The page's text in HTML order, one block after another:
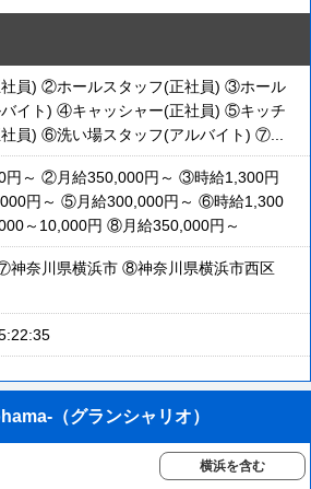
員) ②ホールスタッフ(正社員) ③ホール
バイト) ④キャッシャー(正社員) ⑤キッチ
員) ⑥洗い場スタッフ(アルバイト) ⑦...
～ ②月給350,000円～ ③時給1,300円
円～ ⑤月給300,000円～ ⑥時給1,300
～10,000円 ⑧月給350,000円～
川県横浜市 ⑧神奈川県横浜市西区
（グランシャリオ）
横浜を含む